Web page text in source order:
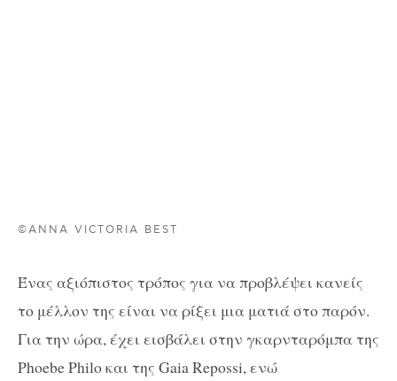
©ANNA VICTORIA BEST
Ένας αξιόπιστος τρόπος για να προβλέψει κανείς
το μέλλον της είναι να ρίξει μια ματιά στο παρόν.
Για την ώρα, έχει εισβάλει στην γκαρνταρόμπα της
Phoebe Philo και της Gaia Repossi, ενώ